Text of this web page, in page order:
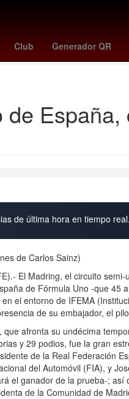
Club Generador QR
Tratamiento de aguas
de última hora en tiempo
de Carlos Sainz)
El Madring, el circuito
de Fórmula Uno -que 45
el entorno de IFEMA
de su embajador, el
que afronta su undécima
y 29 podios, fue la gran
de la Real Federación
del Automóvil (FIA), y
el ganador de la prueba-;
de la Comunidad de